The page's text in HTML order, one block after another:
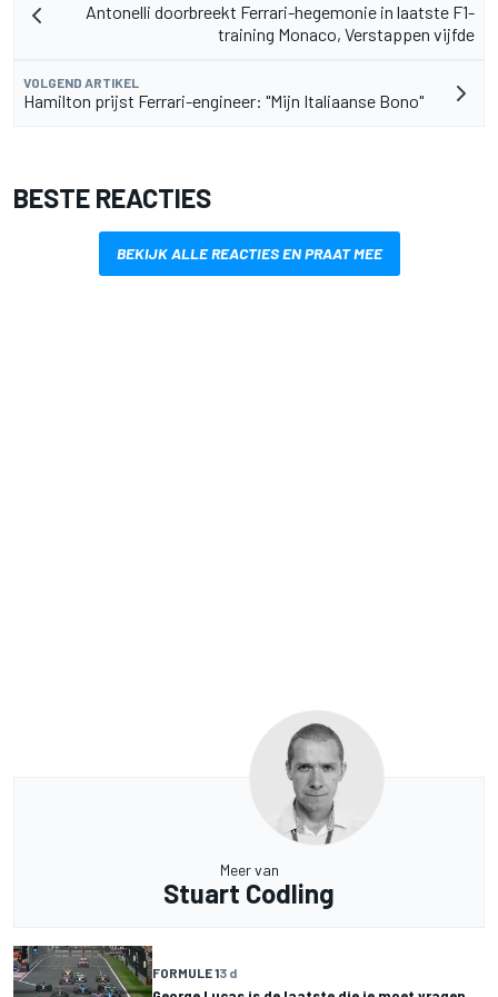
Antonelli doorbreekt Ferrari-hegemonie in laatste F1-
training Monaco, Verstappen vijfde
VOLGEND ARTIKEL
Hamilton prijst Ferrari-engineer: "Mijn Italiaanse Bono"
BESTE REACTIES
BEKIJK ALLE REACTIES EN PRAAT MEE
Meer van
Stuart Codling
FORMULE 13 d